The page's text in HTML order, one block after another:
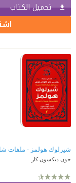
تحميل الكتاب
شيرلوك هولمز - ملفات
جون ديكسون كار